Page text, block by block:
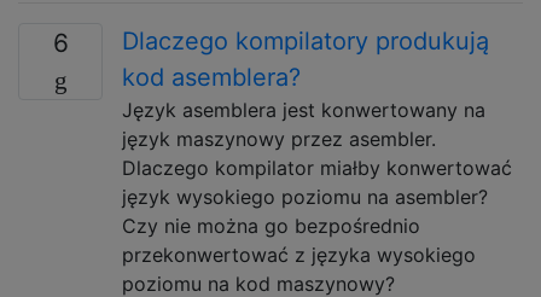
6
Dlaczego kompilatory produkują
kod asemblera?
Język asemblera jest konwertowany na
język maszynowy przez asembler.
Dlaczego kompilator miałby konwertować
język wysokiego poziomu na asembler?
Czy nie można go bezpośrednio
przekonwertować z języka wysokiego
poziomu na kod maszynowy?